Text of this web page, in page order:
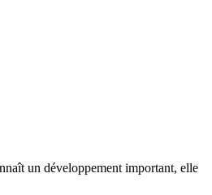
un développement important, elle